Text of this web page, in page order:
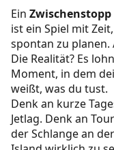
(und warum
Wer bietet
So buchst du
(Schritt für
Günstigen
Ein
ist ein Spiel mit
spontan zu planen.
Die Realität? Es
Moment, in dem
weißt, was du tust.
Denk an kurze
Jetlag. Denk an
der Schlange an